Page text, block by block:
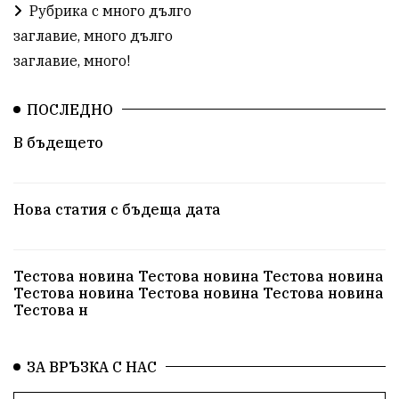
Рубрика с много дълго
заглавие, много дълго
заглавие, много!
ПОСЛЕДНО
В бъдещето
Нова статия с бъдеща дата
Тестова новина Тестова новина Тестова новина
Тестова новина Тестова новина Тестова новина
Тестова н
ЗА ВРЪЗКА С НАС